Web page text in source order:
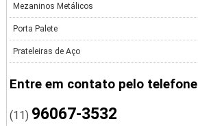
Mezaninos Metálicos
Porta Palete
Prateleiras de Aço
Entre em contato pelo telefone
(11) 96067-3532